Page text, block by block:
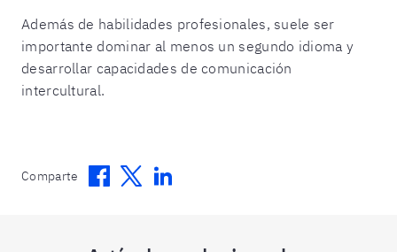
Además de habilidades profesionales, suele ser
importante dominar al menos un segundo idioma y
desarrollar capacidades de comunicación
intercultural.
Comparte Facebook
TwitterLinkedin